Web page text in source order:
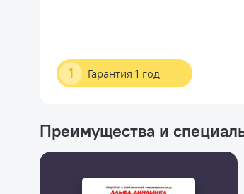
1 Гарантия 1 год
Преимущества и